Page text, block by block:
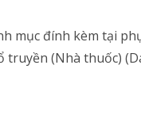
mục đính kèm tại
(Nhà thuốc)